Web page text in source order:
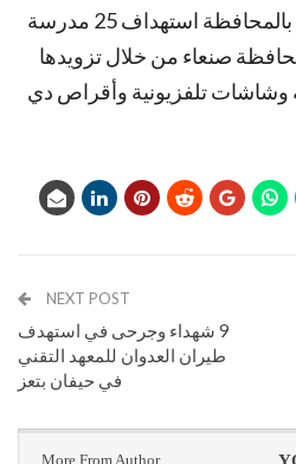
اليونيسيف، ومكتب التربية بالمحافظة استهداف 25 مدرسة
صنعاء من خلال تزويدها
وشاشات تلفزيونية وأقراص دي
NEXT POST
9 شهداء وجرحى في استهدف
طيران العدوان للمعهد التقني
في حيفان بتعز
More From Author